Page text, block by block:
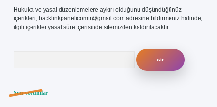
Hukuka ve yasal düzenlemelere aykırı olduğunu düşündüğünüz
içerikleri, backlinkpanelicomtr@gmail.com adresine bildirmeniz halinde,
ilgili içerikler yasal süre içerisinde sitemizden kaldırılacaktır.
Son yorumlar